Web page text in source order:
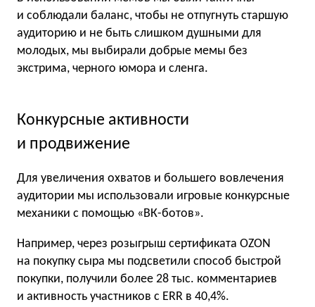
и соблюдали баланс, чтобы не отпугнуть старшую
аудиторию и не быть слишком душными для
молодых, мы выбирали добрые мемы без
экстрима, черного юмора и сленга.
Конкурсные активности
и продвижение
Для увеличения охватов и большего вовлечения
аудитории мы использовали игровые конкурсные
механики с помощью «ВК-ботов».
Например, через розыгрыш сертификата OZON
на покупку сыра мы подсветили способ быстрой
покупки, получили более 28 тыс. комментариев
и активность участников с ERR в 40,4%.